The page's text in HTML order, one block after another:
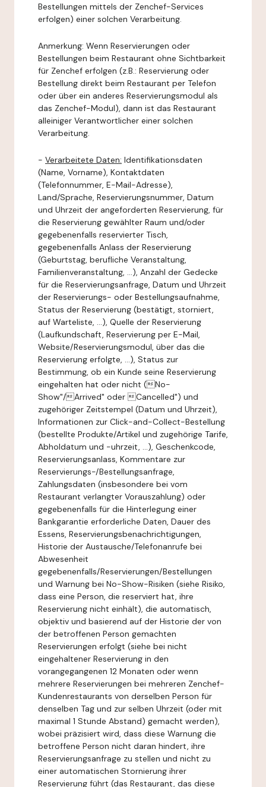
Bestellungen mittels der Zenchef-Services
erfolgen) einer solchen Verarbeitung.
Anmerkung: Wenn Reservierungen oder
Bestellungen beim Restaurant ohne Sichtbarkeit
für Zenchef erfolgen (z.B.: Reservierung oder
Bestellung direkt beim Restaurant per Telefon
oder über ein anderes Reservierungsmodul als
das Zenchef-Modul), dann ist das Restaurant
alleiniger Verantwortlicher einer solchen
Verarbeitung.
- Verarbeitete Daten: Identifikationsdaten
(Name, Vorname), Kontaktdaten
(Telefonnummer, E-Mail-Adresse),
Land/Sprache, Reservierungsnummer, Datum
und Uhrzeit der angeforderten Reservierung, für
die Reservierung gewählter Raum und/oder
gegebenenfalls reservierter Tisch,
gegebenenfalls Anlass der Reservierung
(Geburtstag, berufliche Veranstaltung,
Familienveranstaltung, ...), Anzahl der Gedecke
für die Reservierungsanfrage, Datum und Uhrzeit
der Reservierungs- oder Bestellungsaufnahme,
Status der Reservierung (bestätigt, storniert,
auf Warteliste, ...), Quelle der Reservierung
(Laufkundschaft, Reservierung per E-Mail,
Website/Reservierungsmodul, über das die
Reservierung erfolgte, ...), Status zur
Bestimmung, ob ein Kunde seine Reservierung
eingehalten hat oder nicht (No-
Show"/Arrived" oder Cancelled") und
zugehöriger Zeitstempel (Datum und Uhrzeit),
Informationen zur Click-and-Collect-Bestellung
(bestellte Produkte/Artikel und zugehörige Tarife,
Abholdatum und -uhrzeit, ...), Geschenkcode,
Reservierungsanlass, Kommentare zur
Reservierungs-/Bestellungsanfrage,
Zahlungsdaten (insbesondere bei vom
Restaurant verlangter Vorauszahlung) oder
gegebenenfalls für die Hinterlegung einer
Bankgarantie erforderliche Daten, Dauer des
Essens, Reservierungsbenachrichtigungen,
Historie der Austausche/Telefonanrufe bei
Abwesenheit
gegebenenfalls/Reservierungen/Bestellungen
und Warnung bei No-Show-Risiken (siehe Risiko,
dass eine Person, die reserviert hat, ihre
Reservierung nicht einhält), die automatisch,
objektiv und basierend auf der Historie der von
der betroffenen Person gemachten
Reservierungen erfolgt (siehe bei nicht
eingehaltener Reservierung in den
vorangegangenen 12 Monaten oder wenn
mehrere Reservierungen bei mehreren Zenchef-
Kundenrestaurants von derselben Person für
denselben Tag und zur selben Uhrzeit (oder mit
maximal 1 Stunde Abstand) gemacht werden),
wobei präzisiert wird, dass diese Warnung die
betroffene Person nicht daran hindert, ihre
Reservierungsanfrage zu stellen und nicht zu
einer automatischen Stornierung ihrer
Reservierung führt (das Restaurant, das diese